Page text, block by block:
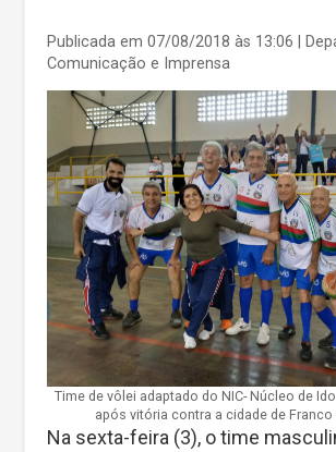
Publicada em 07/08/2018 às 13:06
|
Comunicação e Imprensa
Time de vôlei adaptado do NIC- Núcleo de
após vitória contra a cidade de Franco
Na sexta-feira (3), o time